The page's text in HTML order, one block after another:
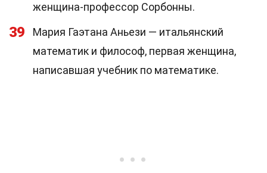
женщина-профессор Сорбонны.
39
Мария Гаэтана Аньези — итальянский
математик и философ, первая женщина,
написавшая учебник по математике.